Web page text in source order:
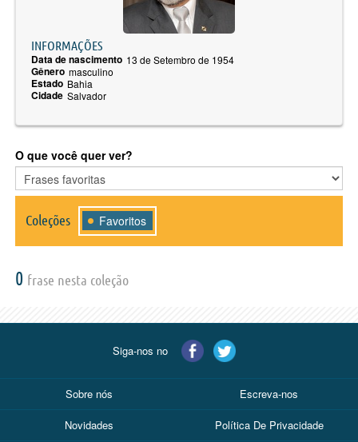
INFORMAÇÕES
Data de nascimento 13 de Setembro de 1954
Gênero masculino
Estado Bahia
Cidade Salvador
O que você quer ver?
Coleções Favoritos
0 frase nesta coleção
Siga-nos no
Sobre nós Escreva-nos
Novidades Política De Privacidade